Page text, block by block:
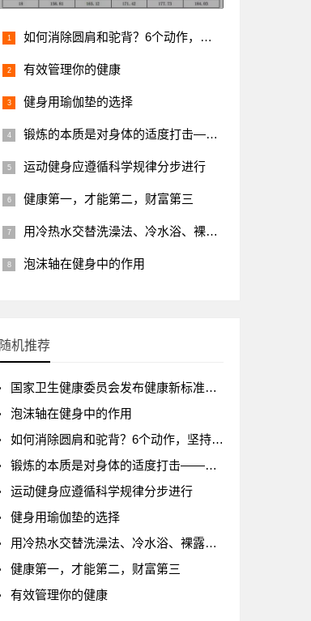
如何消除圆肩和驼背？6个动作，坚持一个月，体态明显改善！
有效管理你的健康
健身用瑜伽垫的选择
锻炼的本质是对身体的适度打击——得到app“万维钢·精英日课”232期记录及读后感
运动健身应遵循科学规律分步进行
健康第一，才能第二，财富第三
用冷热水交替洗澡法、冷水浴、裸露皮肤疗法提高御寒能力和免疫力
泡沫轴在健身中的作用
随机推荐
国家卫生健康委员会发布健康新标准《7 岁～18 岁儿童青少年身高发育等级评价》
泡沫轴在健身中的作用
如何消除圆肩和驼背？6个动作，坚持一个月，体态明显改善！
锻炼的本质是对身体的适度打击——得到app“万维钢·精英日课”232期记录及读后感
运动健身应遵循科学规律分步进行
健身用瑜伽垫的选择
用冷热水交替洗澡法、冷水浴、裸露皮肤疗法提高御寒能力和免疫力
健康第一，才能第二，财富第三
有效管理你的健康